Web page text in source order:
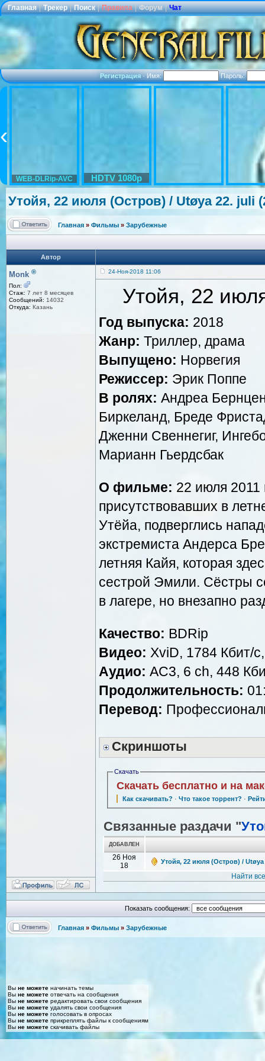
Главная | Трекер | Поиск | Правила | Форум | Чат
Регистрация·Имя: Пароль:
WEB-DLRip-AVC HDTV 1080p
Утойя, 22 июля (Остров) / Utøya 22. juli
Главная » Фильмы » Зарубежные
Автор
Monk ®
Пол:
Стаж: 7 лет 8 месяцев
Сообщений: 14032
Откуда: Казань
24-Ноя-2018 11:06
Утойя, 22
Год выпуска: 2018
Жанр: Триллер, драма
Выпущено: Норвегия
Режиссер: Эрик Поппе
В ролях: Андреа
Биркеланд, Бреде
Дженни Свеннегиг,
Марианн Гьердсбак
О фильме: 22 июля 2011
присутствовавших в
Утёйа, подверглись
экстремиста Андерса
летняя Кайя, которая
сестрой Эмили. Сёстры
в лагере, но внезапно
Качество: BDRip
Видео: XviD, 1784 Кбит/
Аудио: AC3, 6 ch, 448
Продолжительность:
Перевод:
Скриншоты
Скачать
Скачать бесплатно и на
Как скачивать? · Что такое торрент? ·
Связанные раздачи "
ДОБАВЛЕН
26 Ноя
18
Утойя, 22 июля (Остров) /
Найти
Показать сообщения:
Главная » Фильмы » Зарубежные
Вы не можете начинать темы
Вы не можете отвечать на сообщения
Вы не можете редактировать свои сообщения
Вы не можете удалять свои сообщения
Вы не можете голосовать в опросах
Вы не можете прикреплять файлы к сообщениям
Вы не можете скачивать файлы